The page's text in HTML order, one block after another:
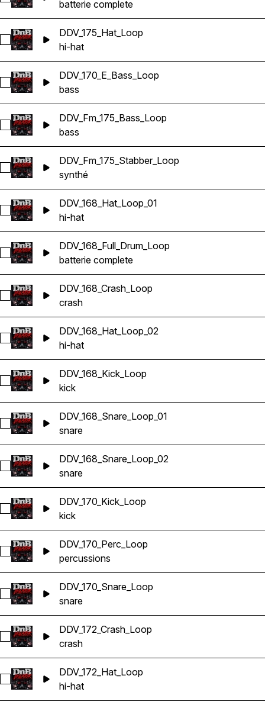
batterie complete
Sélectionnez DDV_175_Hat_Loop
DDV_175_Hat_Loop
hi-hat
Sélectionnez DDV_170_E_Bass_Loop
DDV_170_E_Bass_Loop
bass
Sélectionnez DDV_Fm_175_Bass_Loop
DDV_Fm_175_Bass_Loop
bass
Sélectionnez DDV_Fm_175_Stabber_Loop
DDV_Fm_175_Stabber_Loop
synthé
Sélectionnez DDV_168_Hat_Loop_01
DDV_168_Hat_Loop_01
hi-hat
Sélectionnez DDV_168_Full_Drum_Loop
DDV_168_Full_Drum_Loop
batterie complete
Sélectionnez DDV_168_Crash_Loop
DDV_168_Crash_Loop
crash
Sélectionnez DDV_168_Hat_Loop_02
DDV_168_Hat_Loop_02
hi-hat
Sélectionnez DDV_168_Kick_Loop
DDV_168_Kick_Loop
kick
Sélectionnez DDV_168_Snare_Loop_01
DDV_168_Snare_Loop_01
snare
Sélectionnez DDV_168_Snare_Loop_02
DDV_168_Snare_Loop_02
snare
Sélectionnez DDV_170_Kick_Loop
DDV_170_Kick_Loop
kick
Sélectionnez DDV_170_Perc_Loop
DDV_170_Perc_Loop
percussions
Sélectionnez DDV_170_Snare_Loop
DDV_170_Snare_Loop
snare
Sélectionnez DDV_172_Crash_Loop
DDV_172_Crash_Loop
crash
Sélectionnez DDV_172_Hat_Loop
DDV_172_Hat_Loop
hi-hat